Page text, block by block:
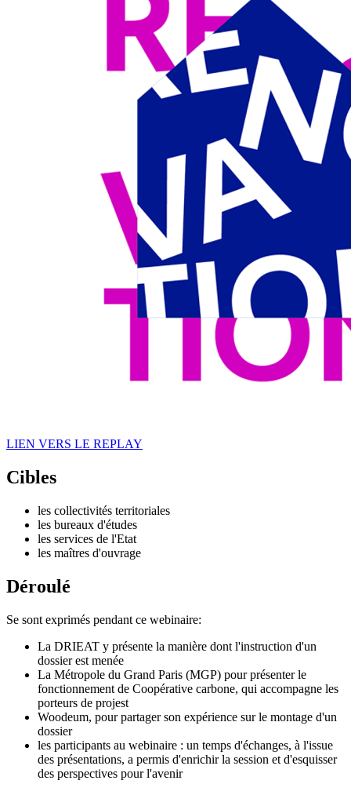
LIEN VERS LE REPLAY
Cibles
les collectivités territoriales
les bureaux d'études
les services de l'Etat
les maîtres d'ouvrage
Déroulé
Se sont exprimés pendant ce webinaire:
La DRIEAT y présente la manière dont l'instruction d'un
dossier est menée
La Métropole du Grand Paris (MGP) pour présenter le
fonctionnement de Coopérative carbone, qui accompagne les
porteurs de projest
Woodeum, pour partager son expérience sur le montage d'un
dossier
les participants au webinaire : un temps d'échanges, à l'issue
des présentations, a permis d'enrichir la session et d'esquisser
des perspectives pour l'avenir